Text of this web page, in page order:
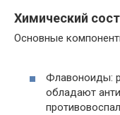
Химический
Основные
Флавоноиды:
обладают